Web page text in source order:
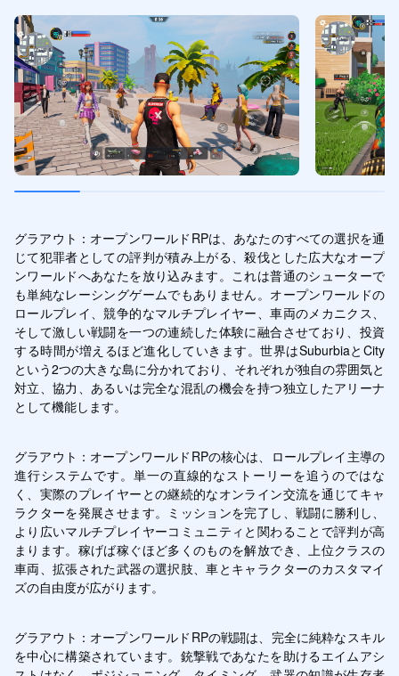
グラアウト：オープンワールドRPは、あなたのすべての選択を通
じて犯罪者としての評判が積み上がる、殺伐とした広大なオープ
ンワールドへあなたを放り込みます。これは普通のシューターで
も単純なレーシングゲームでもありません。オープンワールドの
ロールプレイ、競争的なマルチプレイヤー、車両のメカニクス、
そして激しい戦闘を一つの連続した体験に融合させており、投資
する時間が増えるほど進化していきます。世界はSuburbiaとCity
という2つの大きな島に分かれており、それぞれが独自の雰囲気と
対立、協力、あるいは完全な混乱の機会を持つ独立したアリーナ
として機能します。
グラアウト：オープンワールドRPの核心は、ロールプレイ主導の
進行システムです。単一の直線的なストーリーを追うのではな
く、実際のプレイヤーとの継続的なオンライン交流を通じてキャ
ラクターを発展させます。ミッションを完了し、戦闘に勝利し、
より広いマルチプレイヤーコミュニティと関わることで評判が高
まります。稼げば稼ぐほど多くのものを解放でき、上位クラスの
車両、拡張された武器の選択肢、車とキャラクターのカスタマイ
ズの自由度が広がります。
グラアウト：オープンワールドRPの戦闘は、完全に純粋なスキル
を中心に構築されています。銃撃戦であなたを助けるエイムアシ